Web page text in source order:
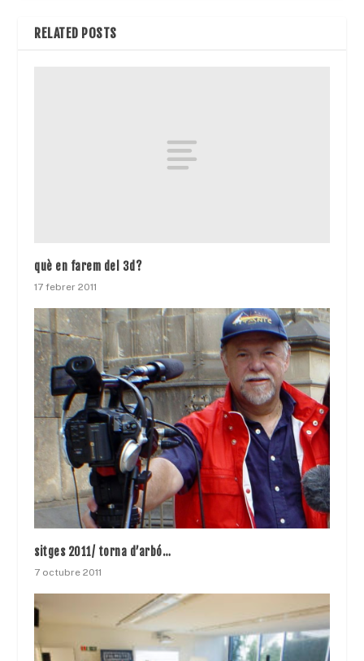
RELATED POSTS
què en farem del 3d?
17 febrer 2011
sitges 2011/ torna d’arbó…
7 octubre 2011